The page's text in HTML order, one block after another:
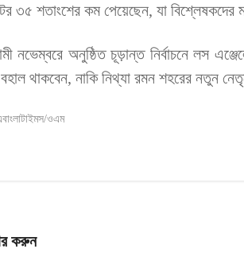
৩৫ শতাংশের কম পেয়েছেন, যা বিশ্লেষকদের
নভেম্বরে অনুষ্ঠিত চূড়ান্ত নির্বাচনে লস
থাকবেন, নাকি নিথ্যা রমন শহরের নতুন
ওএম
করুন